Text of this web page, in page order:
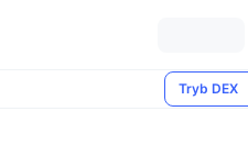
Tryb DEX